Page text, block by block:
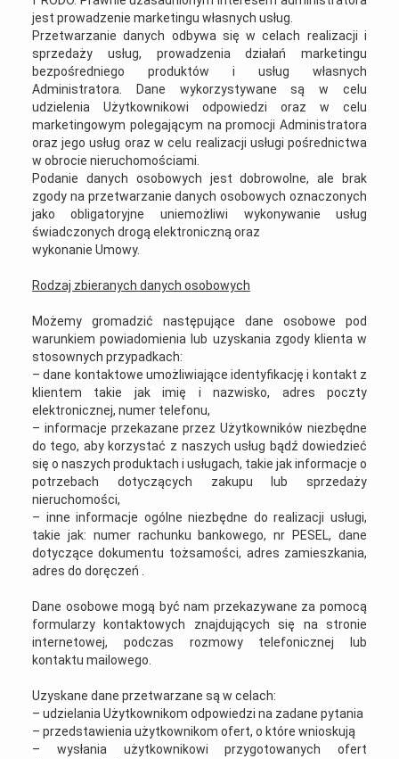
jest prowadzenie marketingu własnych usług.
Przetwarzanie danych odbywa się w celach realizacji i
sprzedaży usług, prowadzenia działań marketingu
bezpośredniego produktów i usług własnych
Administratora. Dane wykorzystywane są w celu
udzielenia Użytkownikowi odpowiedzi oraz w celu
marketingowym polegającym na promocji Administratora
oraz jego usług oraz w celu realizacji usługi pośrednictwa
w obrocie nieruchomościami.
Podanie danych osobowych jest dobrowolne, ale brak
zgody na przetwarzanie danych osobowych oznaczonych
jako obligatoryjne uniemożliwi wykonywanie usług
świadczonych drogą elektroniczną oraz
wykonanie Umowy.
Rodzaj zbieranych danych osobowych
Możemy gromadzić następujące dane osobowe pod
warunkiem powiadomienia lub uzyskania zgody klienta w
stosownych przypadkach:
– dane kontaktowe umożliwiające identyfikację i kontakt z
klientem takie jak imię i nazwisko, adres poczty
elektronicznej, numer telefonu,
– informacje przekazane przez Użytkowników niezbędne
do tego, aby korzystać z naszych usług bądź dowiedzieć
się o naszych produktach i usługach, takie jak informacje o
potrzebach dotyczących zakupu lub sprzedaży
nieruchomości,
– inne informacje ogólne niezbędne do realizacji usługi,
takie jak: numer rachunku bankowego, nr PESEL, dane
dotyczące dokumentu tożsamości, adres zamieszkania,
adres do doręczeń .
Dane osobowe mogą być nam przekazywane za pomocą
formularzy kontaktowych znajdujących się na stronie
internetowej, podczas rozmowy telefonicznej lub
kontaktu mailowego.
Uzyskane dane przetwarzane są w celach:
– udzielania Użytkownikom odpowiedzi na zadane pytania
– przedstawienia użytkownikom ofert, o które wnioskują
– wysłania użytkownikowi przygotowanych ofert